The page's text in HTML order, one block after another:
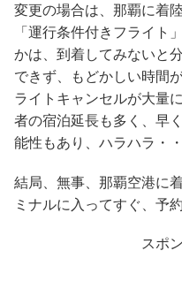
変更の場合は、那覇に着
「運行条件付きフライト
かは、到着してみないと
できず、もどかしい時間
ライトキャンセルが大量
者の宿泊延長も多く、早
能性もあり、ハラハラ・・
結局、無事、那覇空港に
ミナルに入ってすぐ、予
スポ